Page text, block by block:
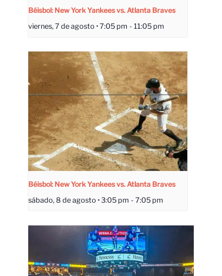
Béisbol: New York Yankees vs. Atlanta Braves
viernes, 7 de agosto • 7:05 pm - 11:05 pm
Béisbol: New York Yankees vs. Atlanta Braves
sábado, 8 de agosto • 3:05 pm - 7:05 pm